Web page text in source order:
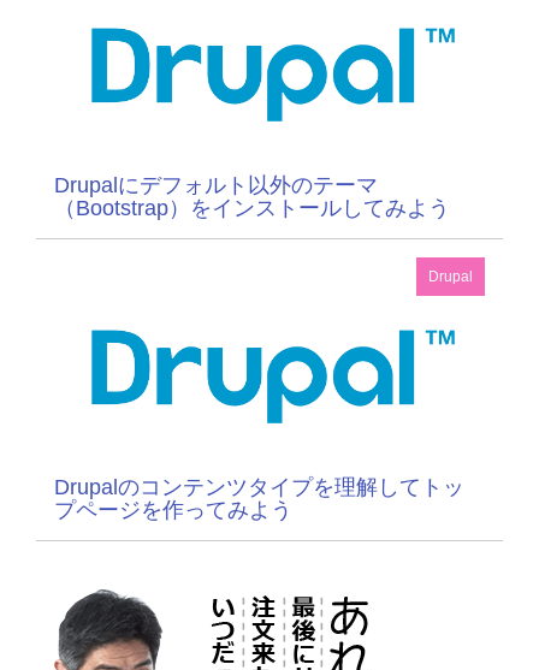
Drupalにデフォルト以外のテーマ
（Bootstrap）をインストールしてみよう
Drupal
Drupalのコンテンツタイプを理解してトッ
プページを作ってみよう